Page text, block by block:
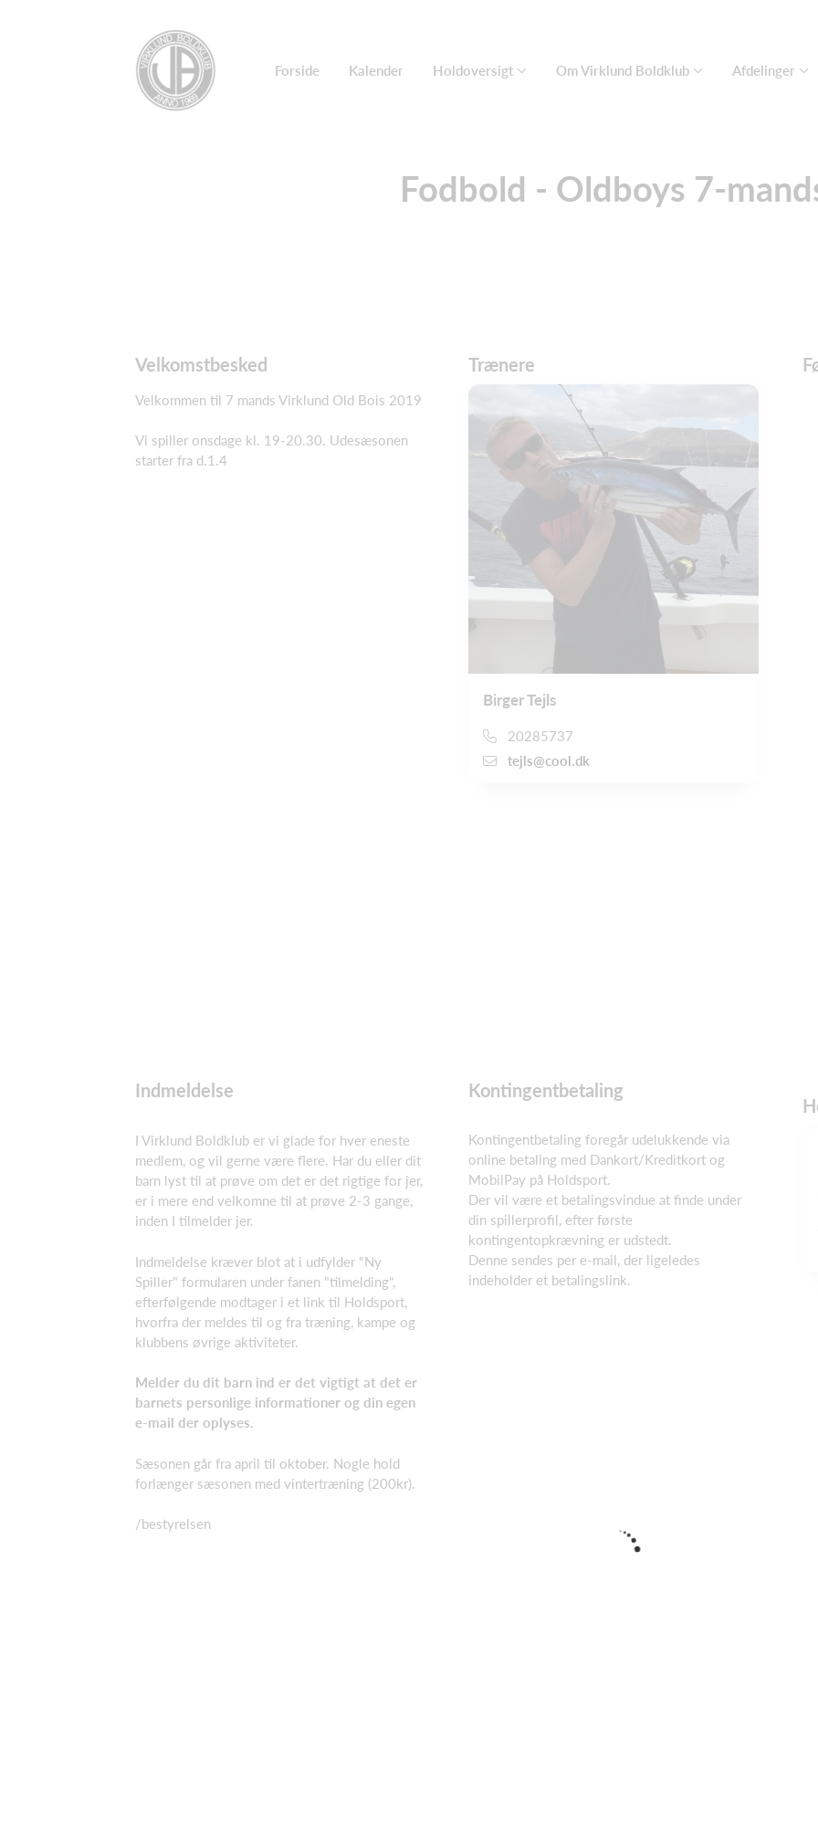
Forside Kalender Holdoversigt Om Virklund Boldklub Afdelinger
Fodbold - Oldboys 7-
Velkomstbesked
Velkommen til 7 mands Virklund Old Bois 2019
Vi spiller onsdage kl. 19-20.30. Udesæsonen
starter fra d.1.4
Trænere
Birger Tejls
20285737
tejls@cool.dk
Indmeldelse
I Virklund Boldklub er vi glade for hver eneste
medlem, og vil gerne være flere. Har du eller dit
barn lyst til at prøve om det er det rigtige for jer,
er i mere end velkomne til at prøve 2-3 gange,
inden I tilmelder jer.
Indmeldelse kræver blot at i udfylder "Ny
Spiller" formularen under fanen "tilmelding",
efterfølgende modtager i et link til Holdsport,
hvorfra der meldes til og fra træning, kampe og
klubbens øvrige aktiviteter.
Melder du dit barn ind er det vigtigt at det er
barnets personlige informationer og din egen
e-mail der oplyses.
Sæsonen går fra april til oktober. Nogle hold
forlænger sæsonen med vintertræning (200kr).
/bestyrelsen
Kontingentbetaling
Kontingentbetaling foregår udelukkende via
online betaling med Dankort/Kreditkort og
MobilPay på Holdsport.
Der vil være et betalingsvindue at finde under
din spillerprofil, efter første
kontingentopkrævning er udstedt.
Denne sendes per e-mail, der ligeledes
indeholder et betalingslink.